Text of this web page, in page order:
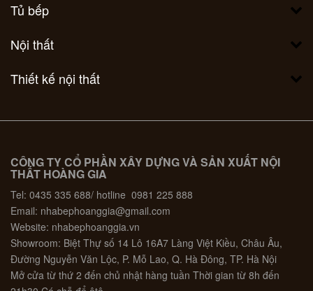
Tủ bếp
Nội thất
Thiết kế nội thất
CÔNG TY CỔ PHẦN XÂY DỰNG VÀ SẢN XUẤT NỘI
THẤT HOÀNG GIA
Tel: 0435 335 688/ hotline 0981 225 888
Email: nhabephoanggia@gmail.com
Website: nhabephoanggia.vn
Showroom: Biệt Thự số 14 Lô 16A7 Làng Việt Kiều, Châu Âu,
Đường Nguyễn Văn Lộc, P. Mỗ Lao, Q. Hà Đông, TP. Hà Nội
Mở cửa từ thứ 2 đến chủ nhật hàng tuần Thời gian từ 8h đến